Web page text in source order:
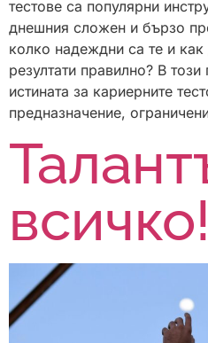
тестове са популярни
днешния сложен и бързо
колко надеждни са те и как
резултати правилно? В
истината за кариерните
предназначение,
всичко!